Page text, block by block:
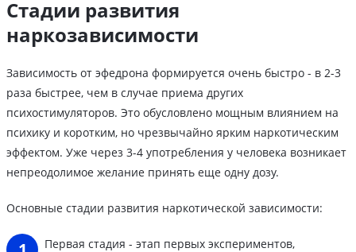
Стадии развития
наркозависимости
Зависимость от эфедрона формируется очень быстро - в 2-3
раза быстрее, чем в случае приема других
психостимуляторов. Это обусловлено мощным влиянием на
психику и коротким, но чрезвычайно ярким наркотическим
эффектом. Уже через 3-4 употребления у человека возникает
непреодолимое желание принять еще одну дозу.
Основные стадии развития наркотической зависимости:
Первая стадия - этап первых экспериментов,